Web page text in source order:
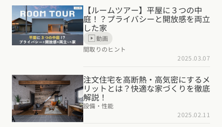
関西エリア
大阪府兵庫県京都府滋賀県 奈良県 和歌山県
四国エリア
香川県徳島県愛媛県
設計した建築家の想い
R+houseの間取り
お金と住まい
周辺環境
施工事例
スタイルのヒント
デザインのヒント
東京都神奈川県埼玉県千葉県茨城県栃木県群馬県
甲信越・北陸エリア
東海エリア
愛知県岐阜県静岡県三重県
【ルームツアー】平屋に３つの中
庭！？プライバシーと開放感を両立
した家
動画
間取りのヒント
2025.03.07
注文住宅を高断熱・高気密にするメ
リットとは？快適な家づくりを徹底
解説！
設備・性能
2025.02.11